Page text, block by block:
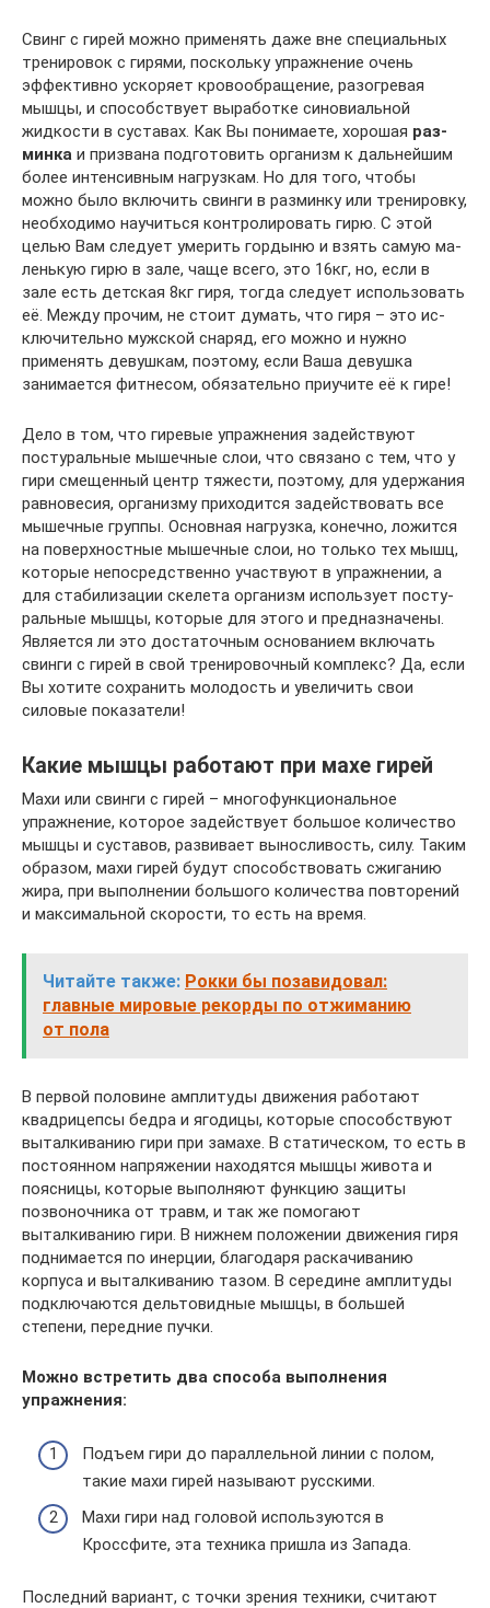
Свинг с гирей можно применять даже вне специальных
тренировок с гирями, поскольку уп­раж­не­ние очень
эффективно ускоряет кровообращение, разогревая
мышцы, и спо­соб­с­т­ву­ет вы­ра­бот­ке синовиальной
жидкости в суставах. Как Вы понимаете, хорошая раз­
мин­ка и приз­ва­на подготовить организм к дальнейшим
более интенсивным наг­руз­кам. Но для то­го, что­бы
можно было включить свинги в разминку или тренировку,
не­об­хо­ди­мо на­у­чить­ся кон­тро­ли­ро­вать гирю. С этой
целью Вам следует умерить гор­ды­ню и взять са­мую ма­
лень­кую гирю в зале, чаще всего, это 16кг, но, если в
зале есть дет­с­кая 8кг ги­ря, тог­да сле­ду­ет использовать
её. Между прочим, не стоит думать, что ги­ря – это ис­
клю­чи­тель­но муж­с­кой сна­ряд, его можно и нужно
применять девушкам, по­э­то­му, ес­ли Ва­ша де­вуш­ка
занимается фитнесом, обязательно приучите её к гире!
Дело в том, что гиревые упражнения задействуют
постуральные мышечные слои, что свя­за­но с тем, что у
гири смещенный центр тяжести, поэтому, для удержания
рав­но­ве­сия, ор­га­низ­му приходится задействовать все
мышечные группы. Основная наг­руз­ка, ко­неч­но, ложится
на поверхностные мышечные слои, но только тех мышц,
ко­то­рые не­пос­ред­с­т­вен­но участ­ву­ют в упражнении, а
для стабилизации скелета организм ис­поль­зу­ет пос­ту­
раль­ные мыш­цы, которые для этого и предназначены.
Является ли это дос­та­точ­ным ос­но­ва­ни­ем вклю­чать
свинги с гирей в свой тренировочный комплекс? Да, ес­ли
Вы хо­ти­те сох­ра­нить мо­ло­дость и увеличить свои
силовые показатели!
Какие мышцы работают при махе гирей
Махи или свинги с гирей – многофункциональное
упражнение, которое задействует большое количество
мышцы и суставов, развивает выносливость, силу. Таким
образом, махи гирей будут способствовать сжиганию
жира, при выполнении большого количества повторений
и максимальной скорости, то есть на время.
Читайте также: Рокки бы позавидовал:
главные мировые рекорды по отжиманию
от пола
В первой половине амплитуды движения работают
квадрицепсы бедра и ягодицы, которые способствуют
выталкиванию гири при замахе. В статическом, то есть в
постоянном напряжении находятся мышцы живота и
поясницы, которые выполняют функцию защиты
позвоночника от травм, и так же помогают
выталкиванию гири. В нижнем положении движения гиря
поднимается по инерции, благодаря раскачиванию
корпуса и выталкиванию тазом. В середине амплитуды
подключаются дельтовидные мышцы, в большей
степени, передние пучки.
Можно встретить два способа выполнения
упражнения:
Подъем гири до параллельной линии с полом,
такие махи гирей называют русскими.
Махи гири над головой используются в
Кроссфите, эта техника пришла из Запада.
Последний вариант, с точки зрения техники, считают